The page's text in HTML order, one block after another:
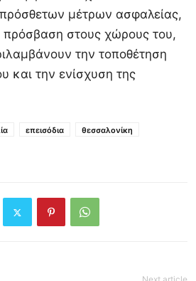
μέτρων ασφαλείας,
στους χώρους του,
την τοποθέτηση
και την ενίσχυση της
επεισόδια
θεσσαλονίκη